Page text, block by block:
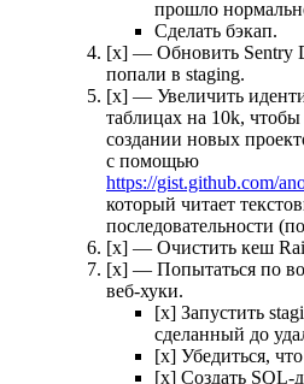
прошло
Сделать бэкап.
[x] — Обновить Sentry
попали в staging.
[x] — Увеличить
таблицах на 10k,
создании новых
с помощью
https://gist.github.com/
который читает
последовательности
[x] — Очистить кеш
[x] — Попытаться по
веб-хуки.
[x] Запустить
сделанный до
[x] Убедиться,
[x] Создать SQL-